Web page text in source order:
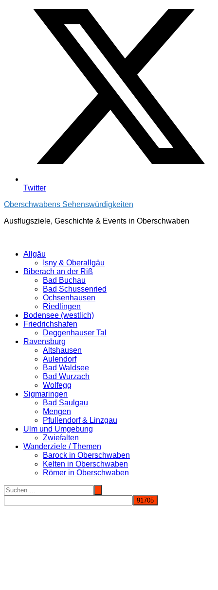
Twitter
Oberschwabens Sehenswürdigkeiten
Ausflugsziele, Geschichte & Events in Oberschwaben
Allgäu
Isny & Oberallgäu
Biberach an der Riß
Bad Buchau
Bad Schussenried
Ochsenhausen
Riedlingen
Bodensee (westlich)
Friedrichshafen
Deggenhauser Tal
Ravensburg
Altshausen
Aulendorf
Bad Waldsee
Bad Wurzach
Wolfegg
Sigmaringen
Bad Saulgau
Mengen
Pfullendorf & Linzgau
Ulm und Umgebung
Zwiefalten
Wanderziele / Themen
Barock in Oberschwaben
Kelten in Oberschwaben
Römer in Oberschwaben